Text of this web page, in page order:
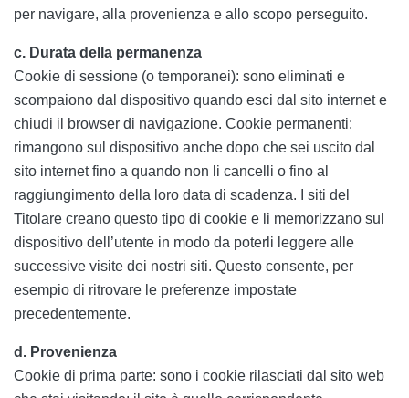
per navigare, alla provenienza e allo scopo perseguito.
c. Durata della permanenza
Cookie di sessione (o temporanei): sono eliminati e
scompaiono dal dispositivo quando esci dal sito internet e
chiudi il browser di navigazione. Cookie permanenti:
rimangono sul dispositivo anche dopo che sei uscito dal
sito internet fino a quando non li cancelli o fino al
raggiungimento della loro data di scadenza. I siti del
Titolare creano questo tipo di cookie e li memorizzano sul
dispositivo dell’utente in modo da poterli leggere alle
successive visite dei nostri siti. Questo consente, per
esempio di ritrovare le preferenze impostate
precedentemente.
d. Provenienza
Cookie di prima parte: sono i cookie rilasciati dal sito web